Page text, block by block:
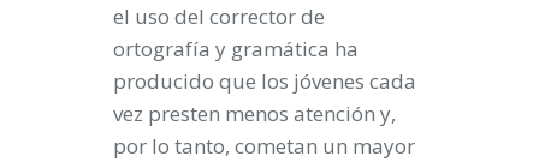
el uso del corrector de
ortografía y gramática ha
producido que los jóvenes cada
vez presten menos atención y,
por lo tanto, cometan un mayor